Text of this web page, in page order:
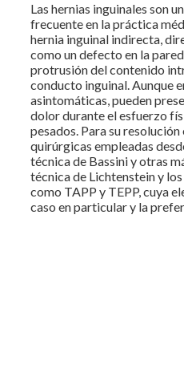
Las hernias inguinales son
frecuente en la práctica
hernia inguinal indirecta,
como un defecto en la
protrusión del contenido
conducto inguinal. Aunque
asintomáticas, pueden
dolor durante el esfuerzo
pesados. Para su
quirúrgicas empleadas
técnica de Bassini y otras
técnica de Lichtenstein y
como TAPP y TEPP, cuya
caso en particular y la